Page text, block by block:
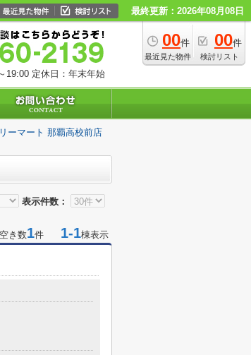
最終更新：2026年08月08日
00件
最近見た物件
00件
検討リスト
19:00 定休日：年末年始
ーマート 那覇高校前店
表示件数：
き数1件 1-1棟表示